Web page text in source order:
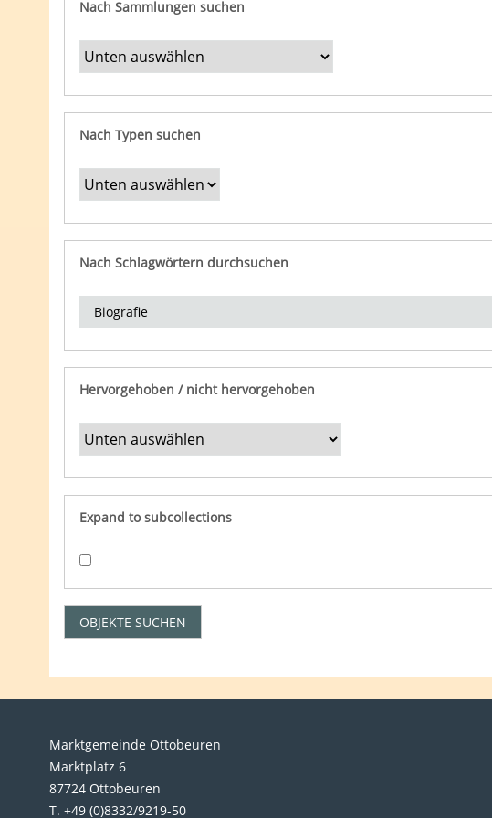
Nach Sammlungen suchen
Nach Typen suchen
Nach Schlagwörtern durchsuchen
Hervorgehoben / nicht hervorgehoben
Expand to subcollections
Marktgemeinde Ottobeuren
Marktplatz 6
87724 Ottobeuren
T. +49 (0)8332/9219-50